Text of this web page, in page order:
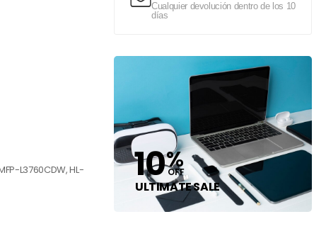
Cualquier devolución dentro de los 10
días
10%
OFF
ULTIMATE SALE
L3760CDW, HL-